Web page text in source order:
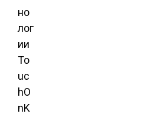
но
лог
ии
To
uc
hO
nK